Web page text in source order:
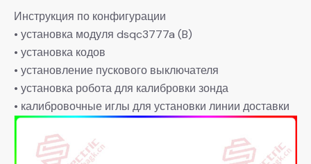
Инструкция по конфигурации
• установка модуля dsqc3777a (B)
• установка кодов
• установление пускового выключателя
• установка робота для калибровки зонда
• калибровочные иглы для установки линии доставки